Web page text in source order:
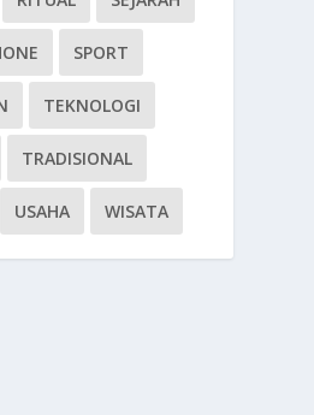
SPORT
TEKNOLOGI
TRADISIONAL
USAHA WISATA